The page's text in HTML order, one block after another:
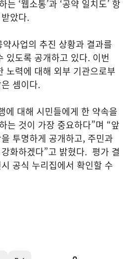
‘웹소통’과 ‘공약 일치도’ 항
았다.
사업의 추진 상황과 결과를
있도록 공개하고 있다. 이번
노력에 대해 외부 기관으로부
셈이다.
에 대해 시민들에게 한 약속을
는 것이 가장 중요하다”며 “앞
투명하게 공개하고, 주민과
화하겠다”고 밝혔다. 평가 결
공식 누리집에서 확인할 수